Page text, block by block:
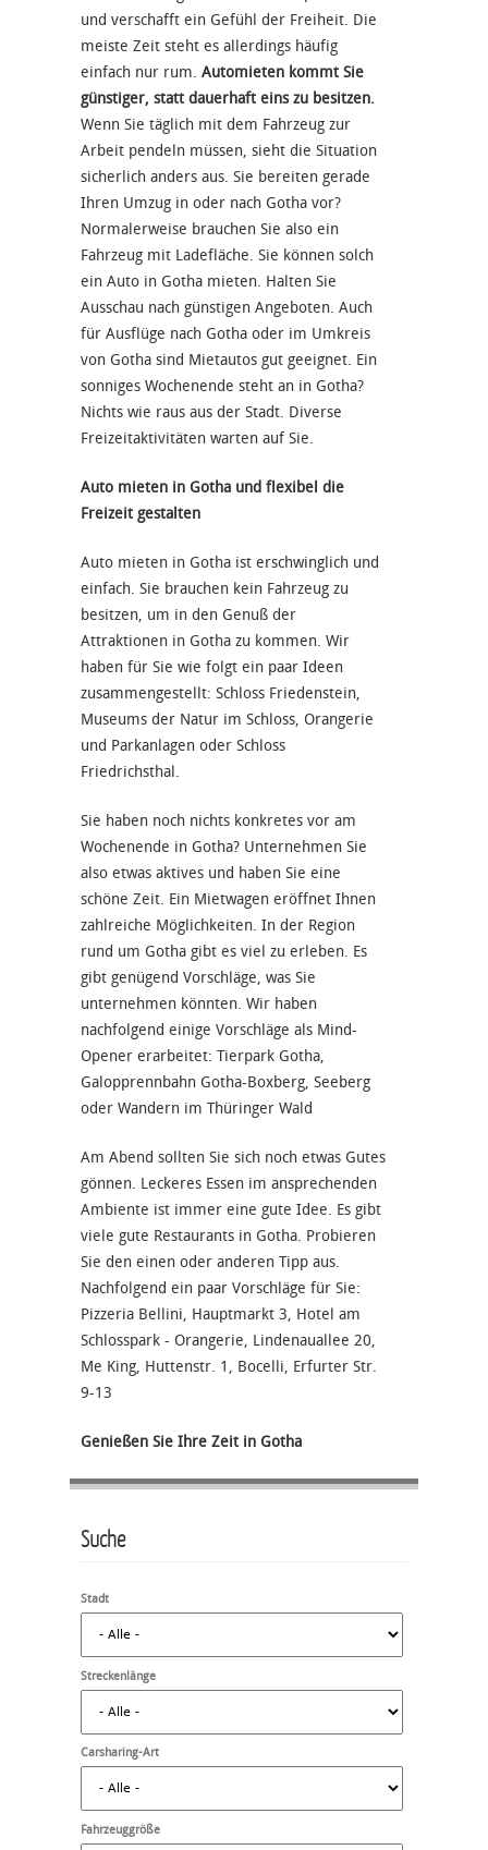
und verschafft ein Gefühl der Freiheit. Die
meiste Zeit steht es allerdings häufig
einfach nur rum. Automieten kommt Sie
günstiger, statt dauerhaft eins zu besitzen.
Wenn Sie täglich mit dem Fahrzeug zur
Arbeit pendeln müssen, sieht die Situation
sicherlich anders aus. Sie bereiten gerade
Ihren Umzug in oder nach Gotha vor?
Normalerweise brauchen Sie also ein
Fahrzeug mit Ladefläche. Sie können solch
ein Auto in Gotha mieten. Halten Sie
Ausschau nach günstigen Angeboten. Auch
für Ausflüge nach Gotha oder im Umkreis
von Gotha sind Mietautos gut geeignet. Ein
sonniges Wochenende steht an in Gotha?
Nichts wie raus aus der Stadt. Diverse
Freizeitaktivitäten warten auf Sie.
Auto mieten in Gotha und flexibel die
Freizeit gestalten
Auto mieten in Gotha ist erschwinglich und
einfach. Sie brauchen kein Fahrzeug zu
besitzen, um in den Genuß der
Attraktionen in Gotha zu kommen. Wir
haben für Sie wie folgt ein paar Ideen
zusammengestellt: Schloss Friedenstein,
Museums der Natur im Schloss, Orangerie
und Parkanlagen oder Schloss
Friedrichsthal.
Sie haben noch nichts konkretes vor am
Wochenende in Gotha? Unternehmen Sie
also etwas aktives und haben Sie eine
schöne Zeit. Ein Mietwagen eröffnet Ihnen
zahlreiche Möglichkeiten. In der Region
rund um Gotha gibt es viel zu erleben. Es
gibt genügend Vorschläge, was Sie
unternehmen könnten. Wir haben
nachfolgend einige Vorschläge als Mind-
Opener erarbeitet: Tierpark Gotha,
Galopprennbahn Gotha-Boxberg, Seeberg
oder Wandern im Thüringer Wald
Am Abend sollten Sie sich noch etwas Gutes
gönnen. Leckeres Essen im ansprechenden
Ambiente ist immer eine gute Idee. Es gibt
viele gute Restaurants in Gotha. Probieren
Sie den einen oder anderen Tipp aus.
Nachfolgend ein paar Vorschläge für Sie:
Pizzeria Bellini, Hauptmarkt 3, Hotel am
Schlosspark - Orangerie, Lindenauallee 20,
Me King, Huttenstr. 1, Bocelli, Erfurter Str.
9-13
Genießen Sie Ihre Zeit in Gotha
Suche
Stadt
Streckenlänge
Carsharing-Art
Fahrzeuggröße